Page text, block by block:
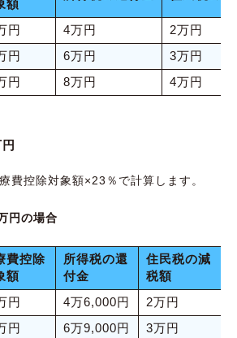
額
円 4万円
2万円
円 6万円
3万円
円 8万円 4万円
費控除対象額×23％で計算します。
円の場合
費控除
額
所得税の還
付金
住民税の減
税額
円 4万6,000円
2万円
円 6万9,000円
3万円